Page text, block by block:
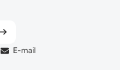
E-mail